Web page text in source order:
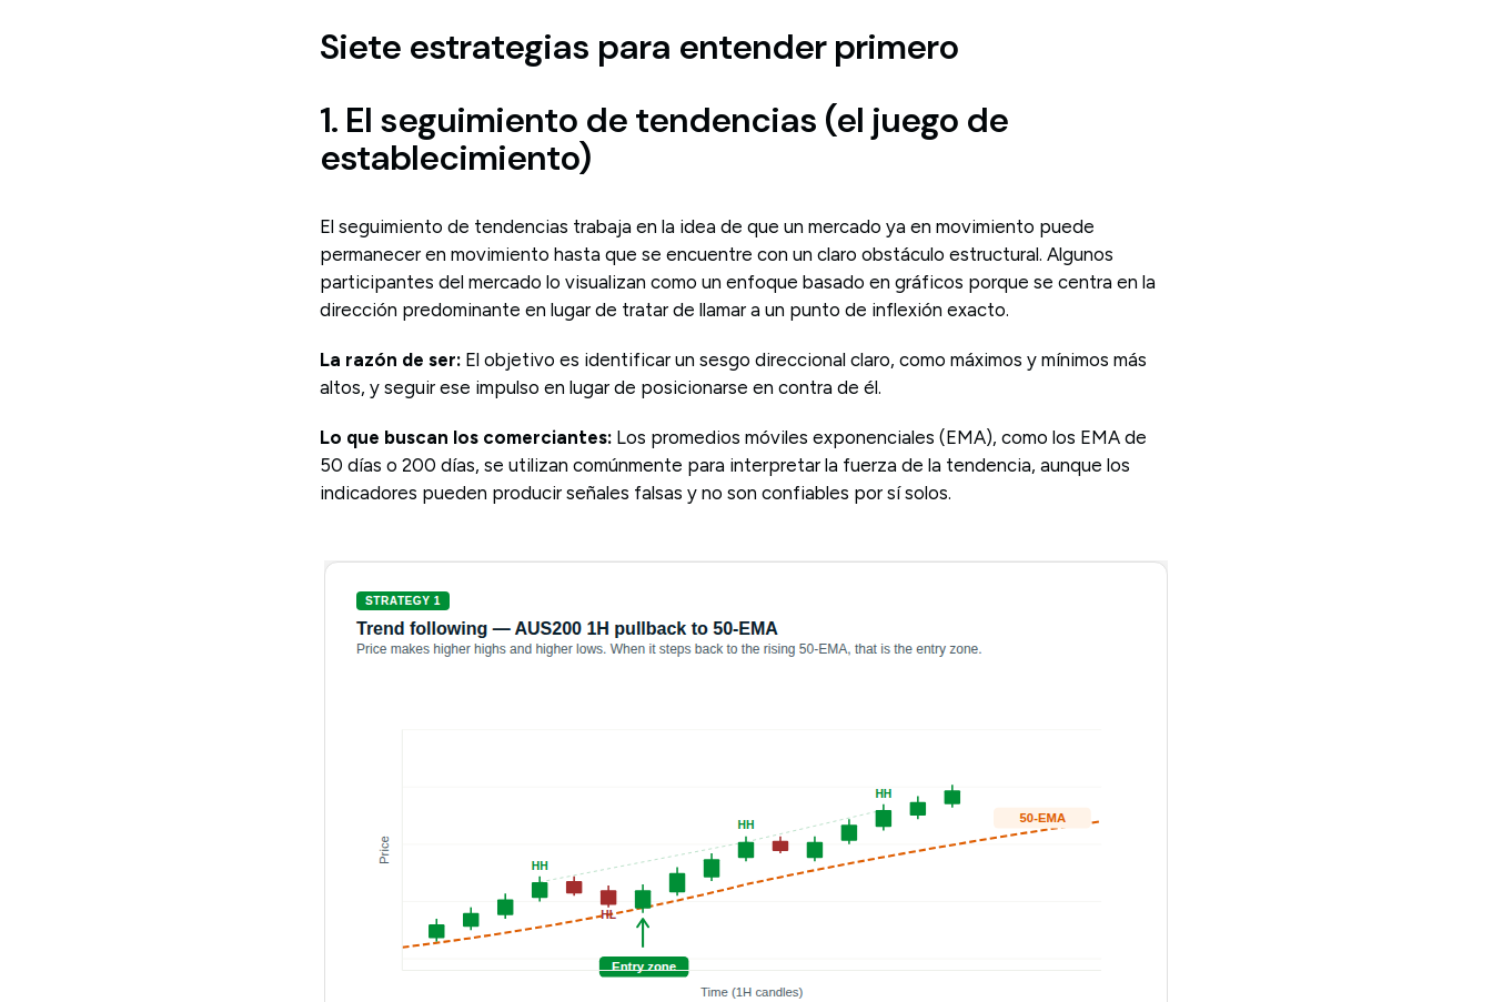
Siete estrategias para entender primero
1. El seguimiento de tendencias (el juego de
establecimiento)
El seguimiento de tendencias trabaja en la idea de que un mercado ya en movimiento puede
permanecer en movimiento hasta que se encuentre con un claro obstáculo estructural. Algunos
participantes del mercado lo visualizan como un enfoque basado en gráficos porque se centra en la
dirección predominante en lugar de tratar de llamar a un punto de inflexión exacto.
La razón de ser: El objetivo es identificar un sesgo direccional claro, como máximos y mínimos más
altos, y seguir ese impulso en lugar de posicionarse en contra de él.
Lo que buscan los comerciantes: Los promedios móviles exponenciales (EMA), como los EMA de
50 días o 200 días, se utilizan comúnmente para interpretar la fuerza de la tendencia, aunque los
indicadores pueden producir señales falsas y no son confiables por sí solos.